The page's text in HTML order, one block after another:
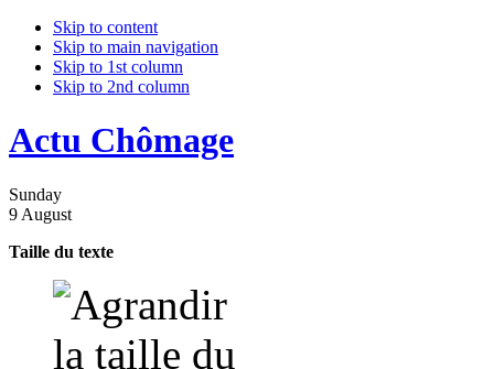
Skip to content
Skip to main navigation
Skip to 1st column
Skip to 2nd column
Actu Chômage
Sunday
9 August
Taille du texte